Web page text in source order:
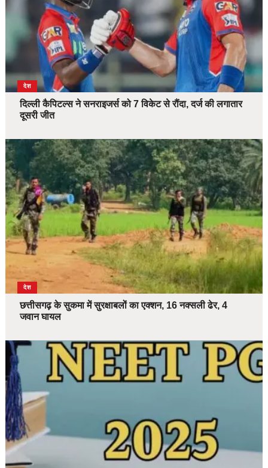
देश
दिल्ली कैपिटल्स ने सनराइजर्स को 7 विकेट से रौंदा, दर्ज की लगातार
दूसरी जीत
देश
छत्तीसगढ़ के सुकमा में सुरक्षाबलों का एक्शन, 16 नक्सली ढेर, 4
जवान घायल